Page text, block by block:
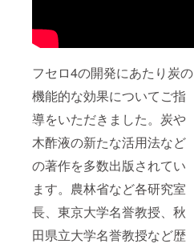
フセロ4の開発にあたり炭の
機能的な効果についてご指
導をいただきました。炭や
木酢液の新たな活用法など
の著作を多数出版されてい
ます。農林省など各研究室
長、東京大学名誉教授、秋
田県立大学名誉教授など歴